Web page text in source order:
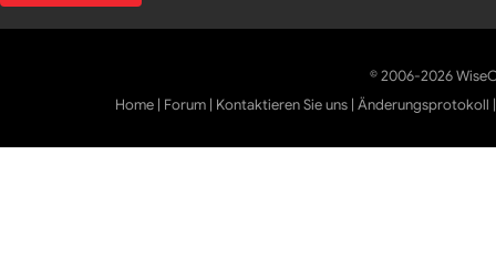
© 2006-2026
Home | Forum | Kontaktieren Sie uns |Änderungsprotokoll